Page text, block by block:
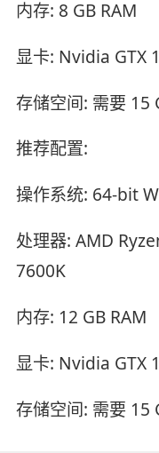
内存: 8 GB RAM
显卡: Nvidia GTX
存储空间: 需要 15
推荐配置:
操作系统: 64-bit
处理器: AMD
7600K
内存: 12 GB RAM
显卡: Nvidia GTX
存储空间: 需要 15